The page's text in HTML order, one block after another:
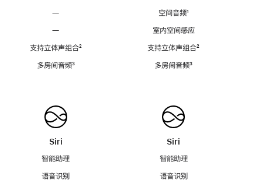
—
—
支持立体声组合脚
²
多房间音频脚
³
Siri
智能助理
语音识别
空间音频脚
¹
室内空间感应
支持立体声组合脚
²
多房间音频脚
³
Siri
智能助理
语音识别